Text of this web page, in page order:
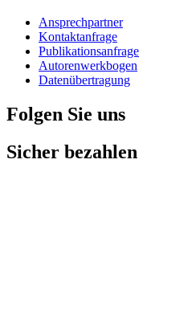
Ansprechpartner
Kontaktanfrage
Publikationsanfrage
Autorenwerkbogen
Datenübertragung
Folgen Sie uns
Sicher bezahlen